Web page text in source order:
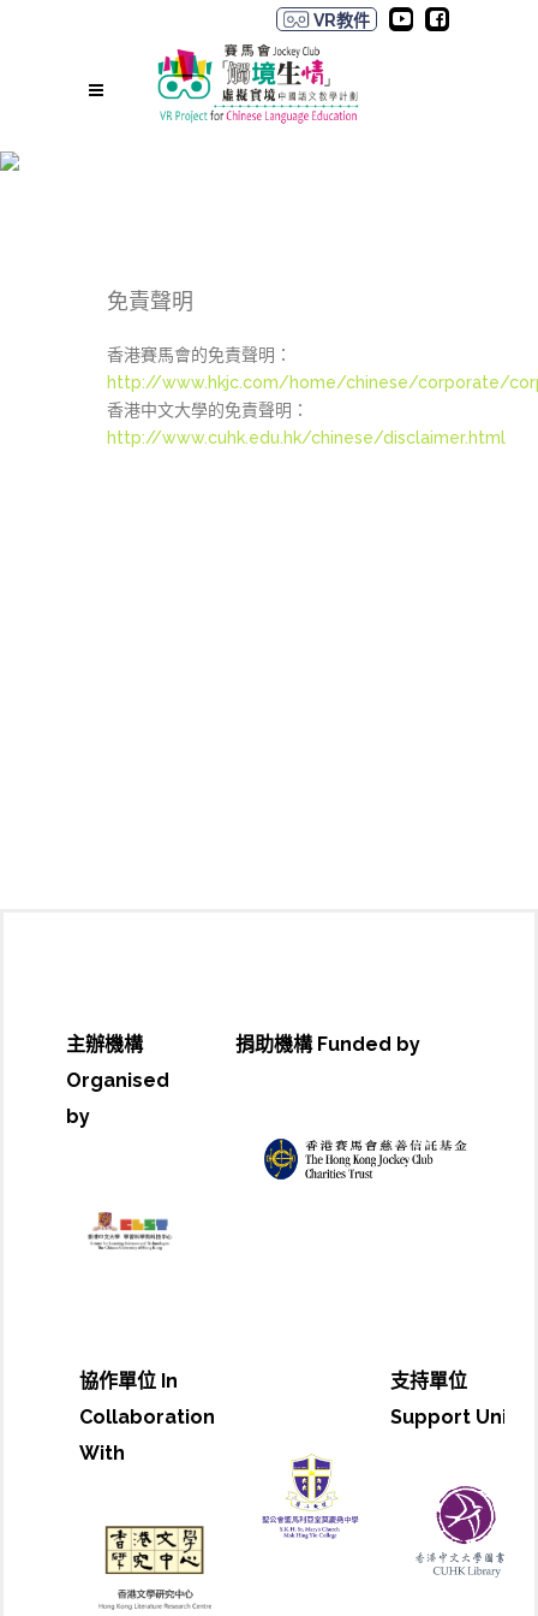
VR教件
免責聲明
香港賽馬會的免責聲明：
http://www.hkjc.com/home/chinese/corporate/
香港中文大學的免責聲明：
http://www.cuhk.edu.hk/chinese/disclaimer.html
主辦機構
Organised
by
捐助機構 Funded by
協作單位 In
Collaboration
With
支持單位
Support Unit